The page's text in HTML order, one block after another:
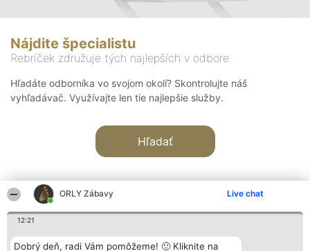
ORLY Zábavy Live chat
12:21
Dobrý deň, radi Vám pomôžeme! 🙂 Kliknite na
Nájdite špecialistu
Rebríček združuje tých najlepších v odbore
Hľadáte odborníka vo svojom okolí? Skontrolujte náš
vyhľadávač. Využívajte len tie najlepšie služby.
Hľadať
Organizátor hodnotenia Hodnotenie Kontakt